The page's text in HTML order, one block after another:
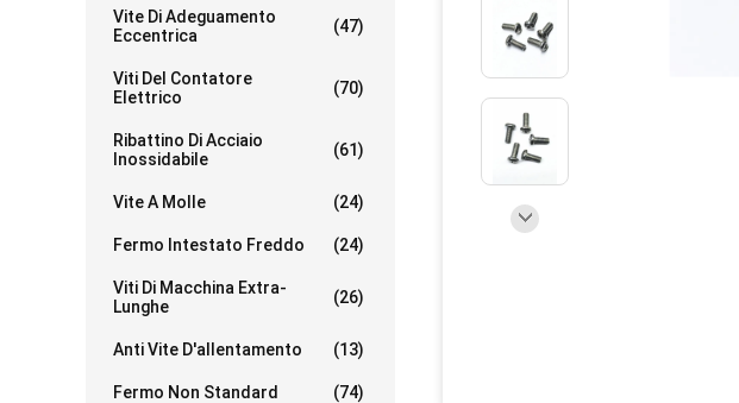
Vite Di Adeguamento
Eccentrica
(47)
Viti Del Contatore
Elettrico
(70)
Ribattino Di Acciaio
Inossidabile
(61)
Vite A Molle (24)
Fermo Intestato Freddo (24)
Viti Di Macchina Extra-
Lunghe
(26)
Anti Vite D'allentamento (13)
Fermo Non Standard (74)